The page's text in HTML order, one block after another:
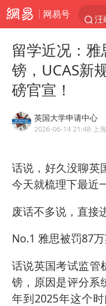
网易号
立
留学近况：
镑，UCAS新
磅官宣！
英国大学申请中心
2026-06-14 21:48·上海
话说，好久没聊英
今天就梳理下最近
废话不多说，直接
No.1 雅思被罚87万
话说英国考试监管
镑，原因是评分系
年到2025年这个